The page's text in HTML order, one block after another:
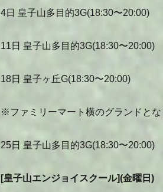
4日 皇子山多目的3G(18:30〜20:00)
11日 皇子山多目的3G(18:30〜20:00)
18日 皇子ヶ丘G(18:30〜20:00)
※ファミリーマート横のグランドと
25日 皇子山多目的3G(18:30〜20:00)
[皇子山エンジョイスクール](金曜日)